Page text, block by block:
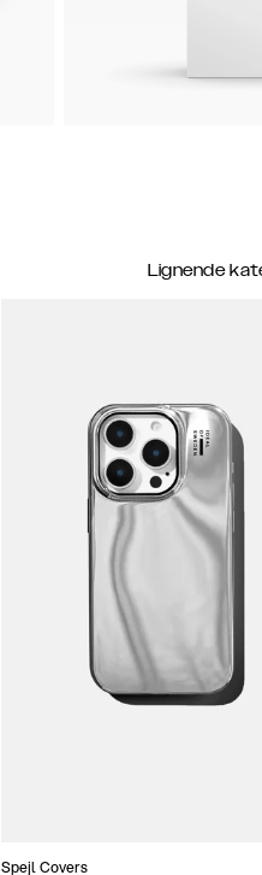
Lignende
Spejl Covers